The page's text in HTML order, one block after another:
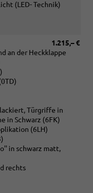
(LED- Technik)
1.215,– €
an der Heckklappe
Türgriffe in
in Schwarz (6FK)
(6LH)
in schwarz matt,
rechts